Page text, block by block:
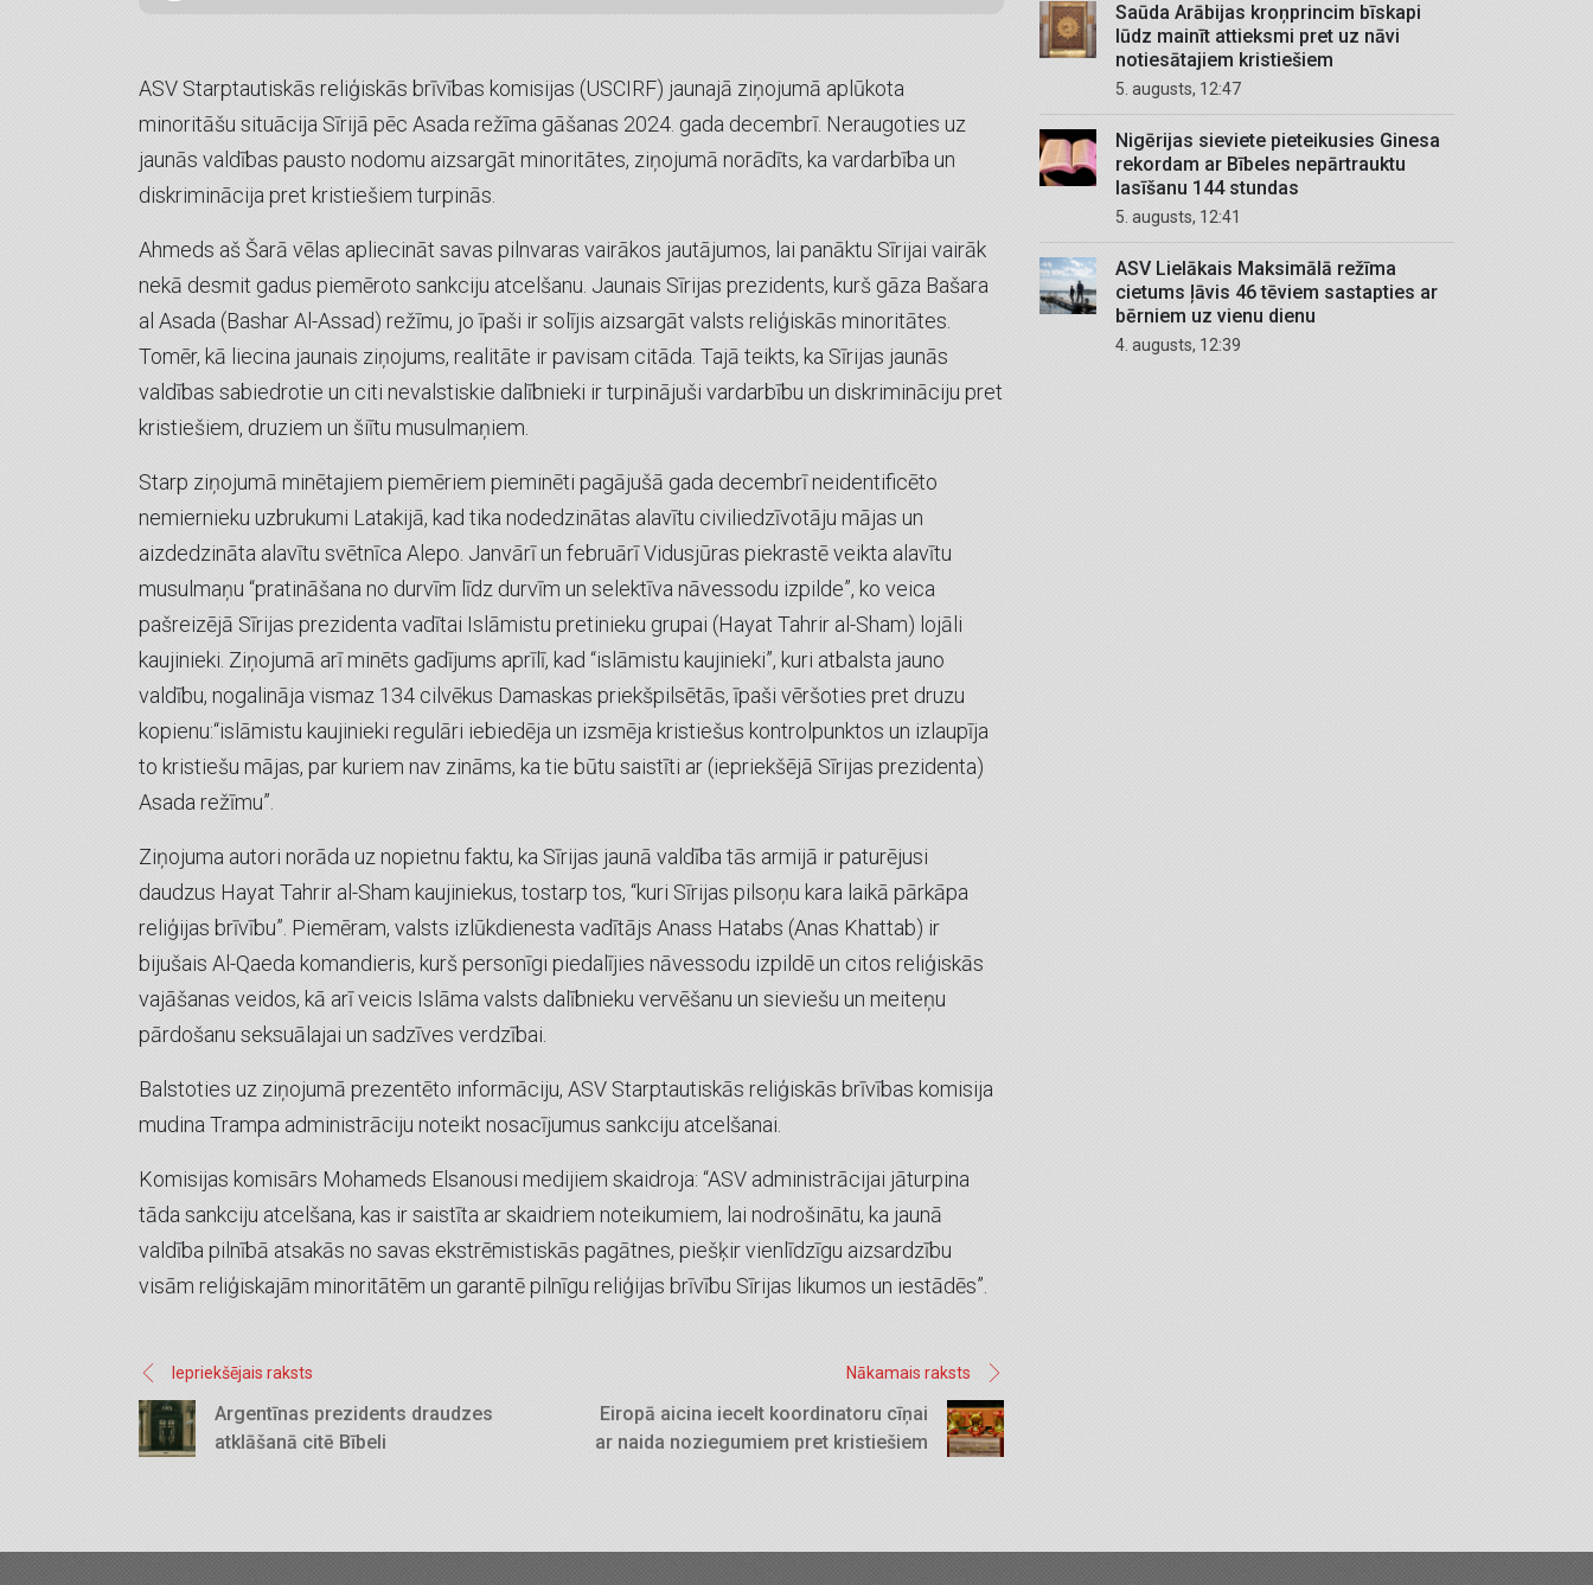
ASV Starptautiskās reliģiskās brīvības komisijas (USCIRF) jaunajā ziņojumā aplūkota
minoritāšu situācija Sīrijā pēc Asada režīma gāšanas 2024. gada decembrī. Neraugoties uz
jaunās valdības pausto nodomu aizsargāt minoritātes, ziņojumā norādīts, ka vardarbība un
diskriminācija pret kristiešiem turpinās.
Ahmeds aš Šarā vēlas apliecināt savas pilnvaras vairākos jautājumos, lai panāktu Sīrijai vairāk
nekā desmit gadus piemēroto sankciju atcelšanu. Jaunais Sīrijas prezidents, kurš gāza Bašara
al Asada (Bashar Al-Assad) režīmu, jo īpaši ir solījis aizsargāt valsts reliģiskās minoritātes.
Tomēr, kā liecina jaunais ziņojums, realitāte ir pavisam citāda. Tajā teikts, ka Sīrijas jaunās
valdības sabiedrotie un citi nevalstiskie dalībnieki ir turpinājuši vardarbību un diskrimināciju pret
kristiešiem, druziem un šiītu musulmaņiem.
Starp ziņojumā minētajiem piemēriem pieminēti pagājušā gada decembrī neidentificēto
nemiernieku uzbrukumi Latakijā, kad tika nodedzinātas alavītu civiliedzīvotāju mājas un
aizdedzināta alavītu svētnīca Alepo. Janvārī un februārī Vidusjūras piekrastē veikta alavītu
musulmaņu “pratināšana no durvīm līdz durvīm un selektīva nāvessodu izpilde”, ko veica
pašreizējā Sīrijas prezidenta vadītai Islāmistu pretinieku grupai (Hayat Tahrir al-Sham) lojāli
kaujinieki. Ziņojumā arī minēts gadījums aprīlī, kad “islāmistu kaujinieki”, kuri atbalsta jauno
valdību, nogalināja vismaz 134 cilvēkus Damaskas priekšpilsētās, īpaši vēršoties pret druzu
kopienu:“islāmistu kaujinieki regulāri iebiedēja un izsmēja kristiešus kontrolpunktos un izlaupīja
to kristiešu mājas, par kuriem nav zināms, ka tie būtu saistīti ar (iepriekšējā Sīrijas prezidenta)
Asada režīmu”.
Ziņojuma autori norāda uz nopietnu faktu, ka Sīrijas jaunā valdība tās armijā ir paturējusi
daudzus Hayat Tahrir al-Sham kaujiniekus, tostarp tos, “kuri Sīrijas pilsoņu kara laikā pārkāpa
reliģijas brīvību”. Piemēram, valsts izlūkdienesta vadītājs Anass Hatabs (Anas Khattab) ir
bijušais Al-Qaeda komandieris, kurš personīgi piedalījies nāvessodu izpildē un citos reliģiskās
vajāšanas veidos, kā arī veicis Islāma valsts dalībnieku vervēšanu un sieviešu un meiteņu
pārdošanu seksuālajai un sadzīves verdzībai.
Balstoties uz ziņojumā prezentēto informāciju, ASV Starptautiskās reliģiskās brīvības komisija
mudina Trampa administrāciju noteikt nosacījumus sankciju atcelšanai.
Komisijas komisārs Mohameds Elsanousi medijiem skaidroja: “ASV administrācijai jāturpina
tāda sankciju atcelšana, kas ir saistīta ar skaidriem noteikumiem, lai nodrošinātu, ka jaunā
valdība pilnībā atsakās no savas ekstrēmistiskās pagātnes, piešķir vienlīdzīgu aizsardzību
visām reliģiskajām minoritātēm un garantē pilnīgu reliģijas brīvību Sīrijas likumos un iestādēs”.
Iepriekšējais raksts
Argentīnas prezidents draudzes
atklāšanā citē Bībeli
Nākamais raksts
Eiropā aicina iecelt koordinatoru cīņai
ar naida noziegumiem pret kristiešiem
Saūda Arābijas kroņprincim bīskapi
lūdz mainīt attieksmi pret uz nāvi
notiesātajiem kristiešiem
5. augusts, 12:47
Nigērijas sieviete pieteikusies Ginesa
rekordam ar Bībeles nepārtrauktu
lasīšanu 144 stundas
5. augusts, 12:41
ASV Lielākais Maksimālā režīma
cietums ļāvis 46 tēviem sastapties ar
bērniem uz vienu dienu
4. augusts, 12:39